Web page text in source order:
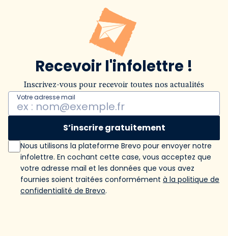
Recevoir l'infolettre !
Inscrivez-vous pour recevoir toutes nos actualités
Votre adresse mail
S’inscrire gratuitement
Nous utilisons la plateforme Brevo pour envoyer notre
infolettre. En cochant cette case, vous acceptez que
votre adresse mail et les données que vous avez
fournies soient traitées conformément à la politique de
confidentialité de Brevo.